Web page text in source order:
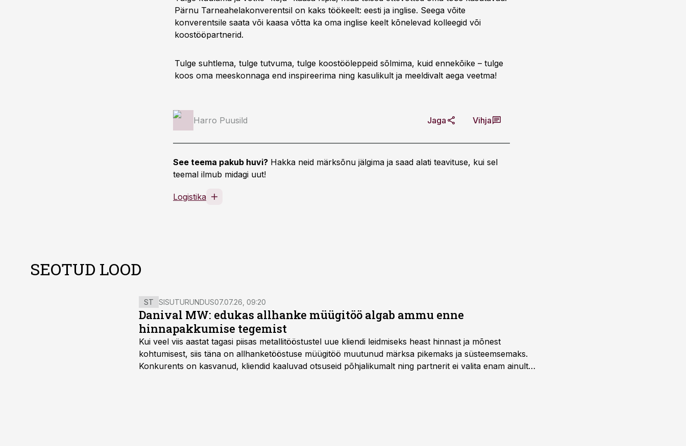
Pärnu Tarneahelakonverentsil on kaks töökeelt: eesti ja inglise. Seega võite
konverentsile saata või kaasa võtta ka oma inglise keelt kõnelevad kolleegid või
koostööpartnerid.
Tulge suhtlema, tulge tutvuma, tulge koostööleppeid sõlmima, kuid ennekõike – tulge
koos oma meeskonnaga end inspireerima ning kasulikult ja meeldivalt aega veetma!
Harro Puusild Jaga Vihja
See teema pakub huvi? Hakka neid märksõnu jälgima ja saad alati teavituse, kui sel
teemal ilmub midagi uut!
Logistika
SEOTUD LOOD
ST SISUTURUNDUS07.07.26, 09:20
Danival MW: edukas allhanke müügitöö algab ammu enne
hinnapakkumise tegemist
Kui veel viis aastat tagasi piisas metallitööstustel uue kliendi leidmiseks heast hinnast ja mõnest
kohtumisest, siis täna on allhanketööstuse müügitöö muutunud märksa pikemaks ja süsteemsemaks.
Konkurents on kasvanud, kliendid kaaluvad otsuseid põhjalikumalt ning partnerit ei valita enam ainult